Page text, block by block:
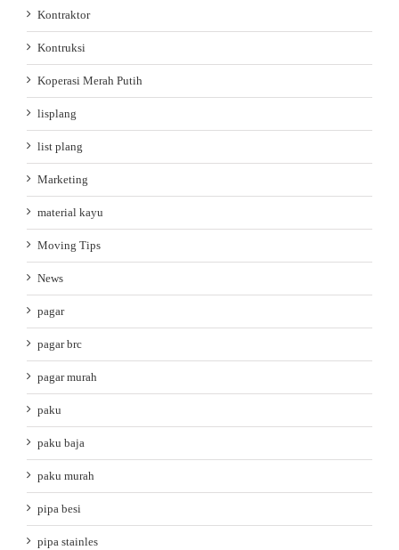
Kontraktor
Kontruksi
Koperasi Merah Putih
lisplang
list plang
Marketing
material kayu
Moving Tips
News
pagar
pagar brc
pagar murah
paku
paku baja
paku murah
pipa besi
pipa stainles